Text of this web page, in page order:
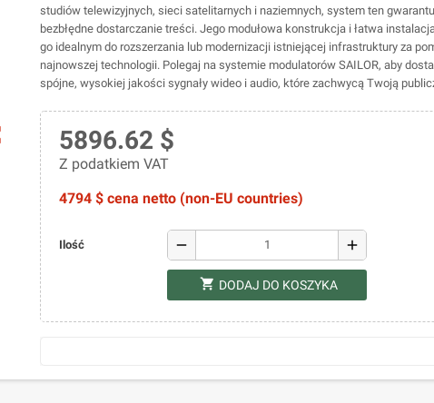
studiów telewizyjnych, sieci satelitarnych i naziemnych, system ten
bezbłędne dostarczanie treści. Jego modułowa konstrukcja i łatwa
go idealnym do rozszerzania lub modernizacji istniejącej infrastruktury za
najnowszej technologii. Polegaj na systemie modulatorów SAILOR, aby
spójne, wysokiej jakości sygnały wideo i audio, które zachwycą Twoją
5896.62 $
Z podatkiem VAT
4794 $ cena netto (non-EU countries)
Ilość remove add
shopping_cart DODAJ DO KOSZYKA